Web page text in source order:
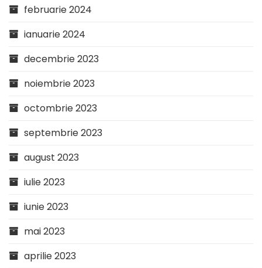
februarie 2024
ianuarie 2024
decembrie 2023
noiembrie 2023
octombrie 2023
septembrie 2023
august 2023
iulie 2023
iunie 2023
mai 2023
aprilie 2023